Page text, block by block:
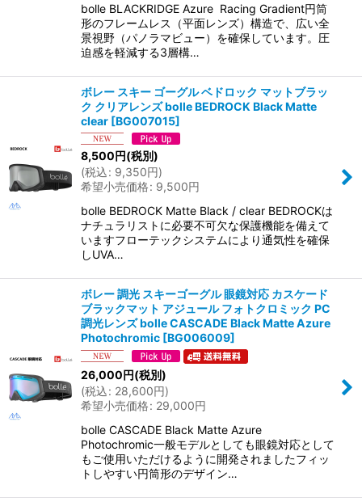
bolle BLACKRIDGE Azure Racing Gradient円筒
形のフレームレス（平面レンズ）構造で、広い全
景視野（パノラマビュー）を確保しています。圧
迫感を軽減する3層構…
ボレー スキー ゴーグル ベドロック マットブラッ
ク クリアレンズ bolle BEDROCK Black Matte
clear [BG007015]
8,500円(税別)
(税込: 9,350円)
希望小売価格: 9,500円
bolle BEDROCK Matte Black / clear BEDROCKは
ナチュラリストに必要不可欠な保護機能を備えて
いますフローテックシステムにより通気性を確保
しUVA…
ボレー 調光 スキーゴーグル 眼鏡対応 カスケード
ブラックマット アジュール フォトクロミック PC
調光レンズ bolle CASCADE Black Matte Azure
Photochromic [BG006009]
26,000円(税別)
(税込: 28,600円)
希望小売価格: 29,000円
bolle CASCADE Black Matte Azure
Photochromic一般モデルとしても眼鏡対応として
もご使用いただけるように開発されましたフィッ
トしやすい円筒形のデザイン…